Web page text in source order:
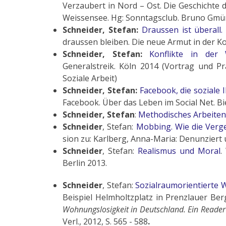
Verzaubert in Nord – Ost. Die
Weissensee. Hg: Sonntagsclub. Bruno
Schneider, Stefan: Draussen ist überall.
draussen bleiben. Die neue Armut in der
Schneider, Stefan: Konflikte in der
Generalstreik. Köln 2014 (Vortrag und
Soziale Arbeit)
Schneider, Stefan: Facebook, die soziale
Facebook. Über das Leben im Social Net.
Schneider, Stefan: Methodisches Arbeiten
Schneider, Stefan: Mobbing. Wie die
sion zu: Karlberg, Anna-Maria: Denunziert
Schneider, Stefan: Realismus und Moral.
Berlin 2013.
Schneider, Stefan:Sozialraumorientierte
Beispiel Helmholtzplatz in Prenzlauer
Wohnungslosigkeit in Deutschland. Ein
Verl., 2012, S. 565 - 588.